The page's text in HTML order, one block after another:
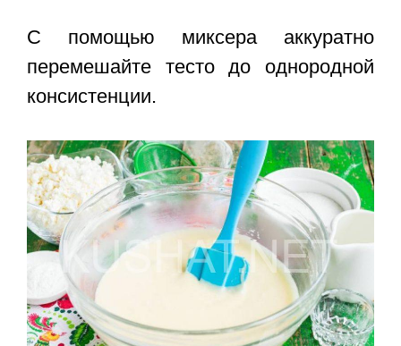
С помощью миксера аккуратно
перемешайте тесто до однородной
консистенции.